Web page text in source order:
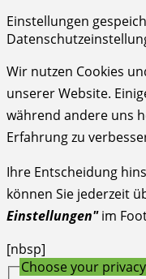
Einstellungen
Wir nutzen Cookies
unserer Website.
während andere uns
Erfahrung zu
Ihre Entscheidung
können Sie jederzeit
Einstellungen"im
[nbsp]
Choose your